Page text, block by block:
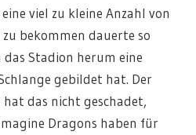
viel zu kleine Anzahl von
bekommen dauerte so
das Stadion herum eine
gebildet hat. Der
das nicht geschadet,
Dragons haben für